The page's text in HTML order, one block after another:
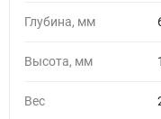
Глубина, мм
Высота, мм
Вес